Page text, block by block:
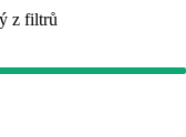
z filtrů